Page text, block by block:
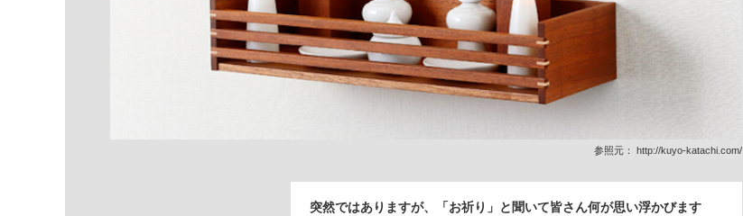
参照元： http://kuyo-katachi.com/
突然ではありますが、「お祈り」と聞いて皆さん何が思い浮かびます